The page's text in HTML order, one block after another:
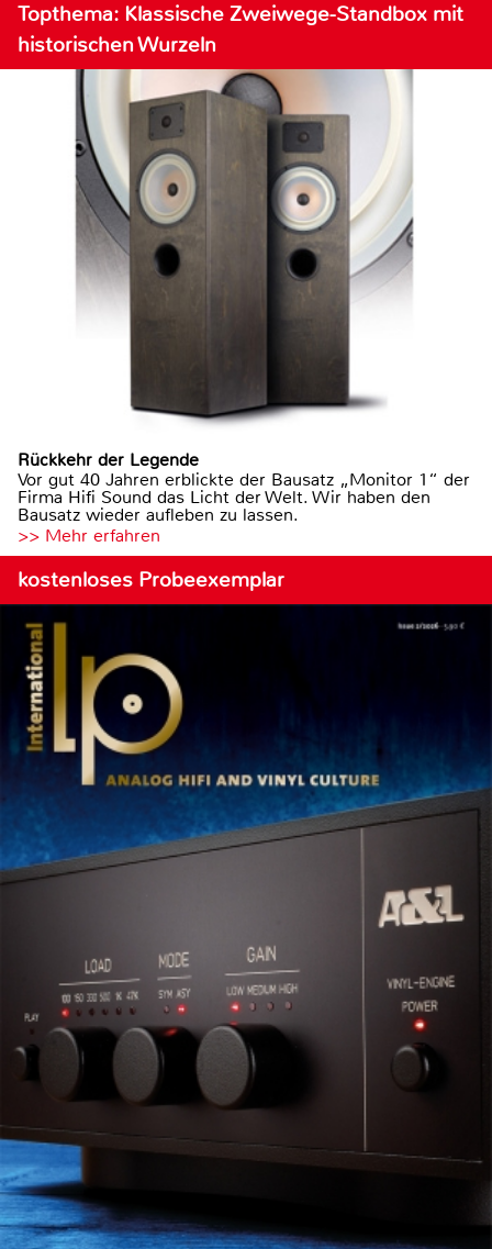
Topthema: Klassische Zweiwege-Standbox mit
historischen Wurzeln
Rückkehr der Legende
Vor gut 40 Jahren erblickte der Bausatz „Monitor 1“ der
Firma Hifi Sound das Licht der Welt. Wir haben den
Bausatz wieder aufleben zu lassen.
>> Mehr erfahren
kostenloses Probeexemplar